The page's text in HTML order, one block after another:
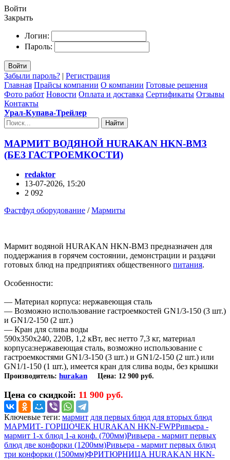
Войти
Закрыть
Логин:
Пароль:
Войти
Забыли пароль? | Регистрация
Главная Прайсы компании О компании Готовые решения
Фото работ Новости Оплата и доставка Сертификаты Отзывы
Контакты
Урал-Купава-Трейлер
Найти
МАРМИТ ВОДЯНОЙ HURAKAN HKN-BM3
(БЕЗ ГАСТРОЕМКОСТИ)
redaktor
13-07-2026, 15:20
2 092
Фастфуд оборудование /Мармиты
Мармит водяной HURAKAN HKN-BM3 предназначен для
поддержания в горячем состоянии, демонстрации и раздачи
готовых блюд на предприятиях общественного питания.
Особенности:
— Материал корпуса: нержавеющая сталь
— Возможно использование гастроемкостей GN1/3-150 (3 шт.)
и GN1/2-150 (2 шт.)
— Кран для слива воды
590x350x240, 220В, 1,2 кВт, вес нетто 7,3 кг, материал
корпуса:нержавеющая сталь, возможно использование с
гастроемкостями GN1/3-150 (3 шт.) и GN1/2-150 (2 шт.) или
GN1/1-150 (1 шт.), имеется кран для слива воды, без крышки
Производитель: hurakan Цена: 12 900 руб.
Цена со скидкой: 11 900 руб.
Ключевые теги: мармит для первых блюд для вторых блюд
МАРМИТ- ГОРШОЧЕК HURAKAN HKN-FWPРивьера -
мармит 1-х блюд 1-а конф. (700мм)Ривьера - мармит первых
блюд две конфорки (1200мм)Ривьера - мармит первых блюд
три конфорки (1500мм)ФРИТЮРНИЦА HURAKAN HKN-